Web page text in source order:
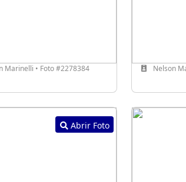
Marinelli • Foto #2278384 Nelson
Abrir Foto